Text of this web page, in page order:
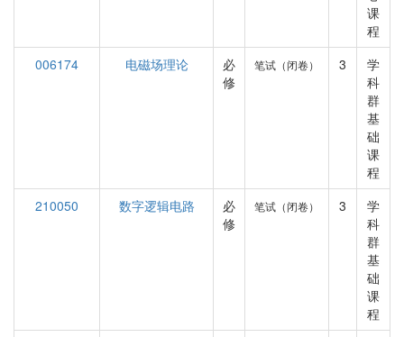
课
程
006174
电磁场理论
必
修
笔试（闭卷） 3
学
科
群
基
础
课
程
210050
数字逻辑电路
必
修
笔试（闭卷） 3
学
科
群
基
础
课
程